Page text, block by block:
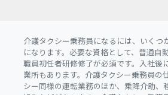
介護タクシー乗務員になるには、いくつ
になります。必要な資格として、普通自
職員初任者研修修了が必須です。入社後
業所もあります。介護タクシー乗務員の
シー同様の運転業務のほか、乗降介助、